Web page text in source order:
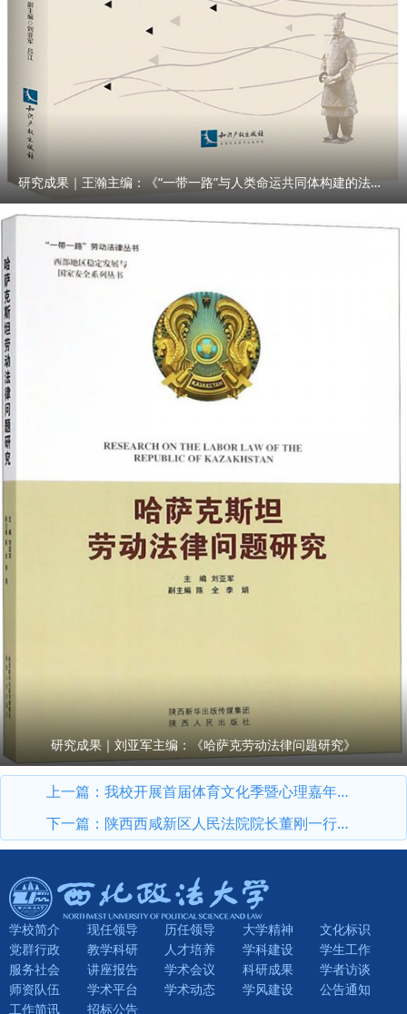
研究成果｜王瀚主编：《“一带一路”与人类命运共同体构建的法律与实践》
研究成果｜刘亚军主编：《哈萨克劳动法律问题研究》
上一篇： 我校开展首届体育文化季暨心理嘉年华活动
下一篇： 陕西西咸新区人民法院院长董刚一行来校调研
学校简介 现任领导 历任领导 大学精神
文化标识
党群行政
教学科研 人才培养 学科建设
学生工作
服务社会
讲座报告 学术会议 科研成果
学者访谈
师资队伍
学术平台 学术动态 学风建设
公告通知
工作简讯
招标公告